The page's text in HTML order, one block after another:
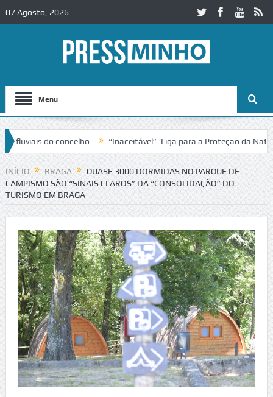
07 Agosto, 2026
Menu
do concelho “Inaceitável”. Liga para a Proteção da Natureza
INÍCIO BRAGA
QUASE 3000 DORMIDAS NO PARQUE DE
CAMPISMO SÃO “SINAIS CLAROS” DA “CONSOLIDAÇÃO” DO
TURISMO EM BRAGA